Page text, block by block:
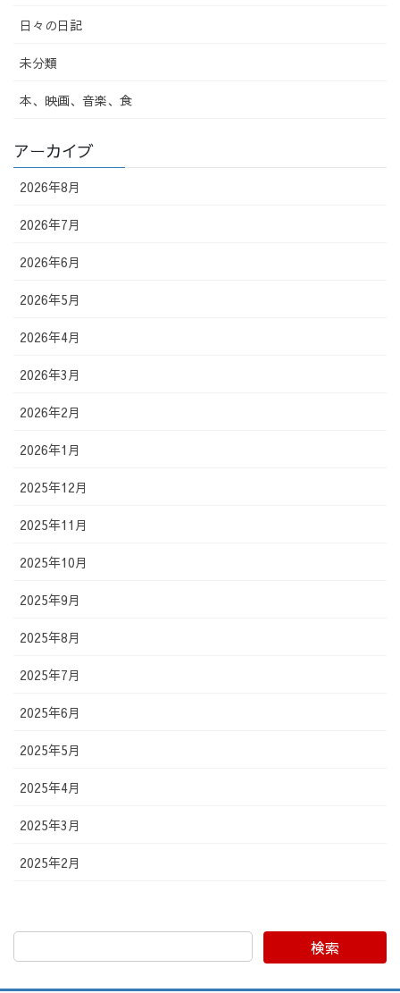
日々の日記
未分類
本、映画、音楽、食
アーカイブ
2026年8月
2026年7月
2026年6月
2026年5月
2026年4月
2026年3月
2026年2月
2026年1月
2025年12月
2025年11月
2025年10月
2025年9月
2025年8月
2025年7月
2025年6月
2025年5月
2025年4月
2025年3月
2025年2月
検索